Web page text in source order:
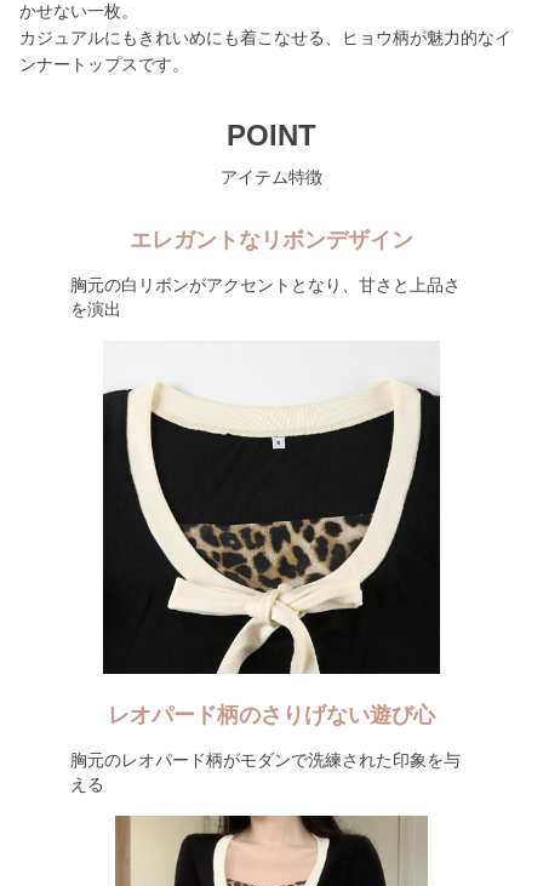
かせない一枚。
カジュアルにもきれいめにも着こなせる、ヒョウ柄が魅力的なイ
ンナートップスです。
POINT
アイテム特徴
エレガントなリボンデザイン
胸元の白リボンがアクセントとなり、甘さと上品さ
を演出
レオパード柄のさりげない遊び心
胸元のレオパード柄がモダンで洗練された印象を与
える